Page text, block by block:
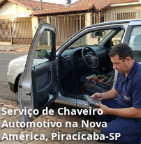
Serviço de Chaveiro
Automotivo na Nova
América, Piracicaba‑SP